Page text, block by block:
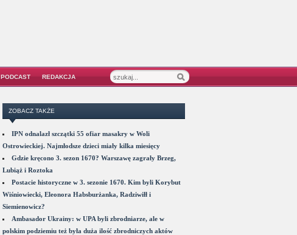
PODCAST REDAKCJA
ZOBACZ TAKŻE
IPN odnalazł szczątki 55 ofiar masakry w Woli
Ostrowieckiej. Najmłodsze dzieci miały kilka miesięcy
Gdzie kręcono 3. sezon 1670? Warszawę zagrały Brzeg,
Lubiąż i Roztoka
Postacie historyczne w 3. sezonie 1670. Kim byli Korybut
Wiśniowiecki, Eleonora Habsburżanka, Radziwiłł i
Siemienowicz?
Ambasador Ukrainy: w UPA byli zbrodniarze, ale w
polskim podziemiu też była duża ilość zbrodniczych aktów